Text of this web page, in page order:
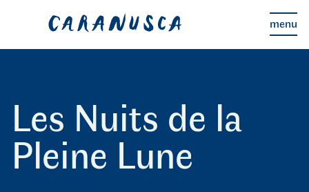
menu
les affluents
à propos
les fabriques
Les Nuits de la
Pleine Lune